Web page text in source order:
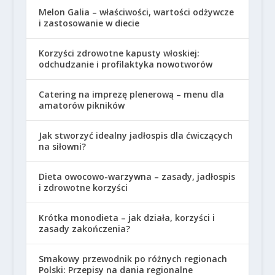
Melon Galia – właściwości, wartości odżywcze
i zastosowanie w diecie
Korzyści zdrowotne kapusty włoskiej:
odchudzanie i profilaktyka nowotworów
Catering na imprezę plenerową – menu dla
amatorów pikników
Jak stworzyć idealny jadłospis dla ćwiczących
na siłowni?
Dieta owocowo-warzywna – zasady, jadłospis
i zdrowotne korzyści
Krótka monodieta – jak działa, korzyści i
zasady zakończenia?
Smakowy przewodnik po różnych regionach
Polski: Przepisy na dania regionalne